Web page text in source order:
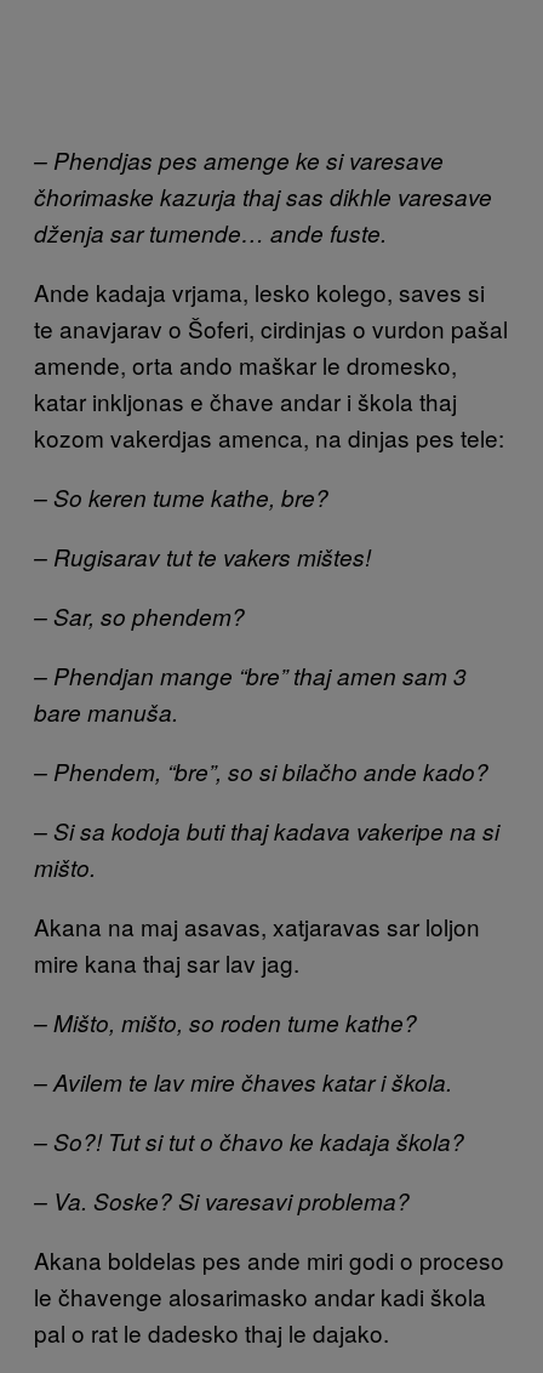
– Phendjas pes amenge ke si varesave
čhorimaske kazurja thaj sas dikhle varesave
dženja sar tumende… ande fuste.
Ande kadaja vrjama, lesko kolego, saves si
te anavjarav o Šoferi, cirdinjas o vurdon pašal
amende, orta ando maškar le dromesko,
katar inkljonas e čhave andar i škola thaj
kozom vakerdjas amenca, na dinjas pes tele:
– So keren tume kathe, bre?
– Rugisarav tut te vakers mištes!
– Sar, so phendem?
– Phendjan mange “bre” thaj amen sam 3
bare manuša.
– Phendem, “bre”, so si bilačho ande kado?
– Si sa kodoja buti thaj kadava vakeripe na si
mišto.
Akana na maj asavas, xatjaravas sar loljon
mire kana thaj sar lav jag.
– Mišto, mišto, so roden tume kathe?
– Avilem te lav mire čhaves katar i škola.
– So?! Tut si tut o čhavo ke kadaja škola?
– Va. Soske? Si varesavi problema?
Akana boldelas pes ande miri godi o proceso
le čhavenge alosarimasko andar kadi škola
pal o rat le dadesko thaj le dajako.